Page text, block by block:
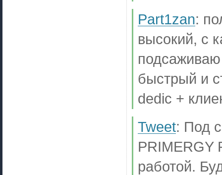
Part1zan:
высокий, с
подсаживаю
быстрый и
dedic +
Tweet: Под
PRIMERGY
работой.